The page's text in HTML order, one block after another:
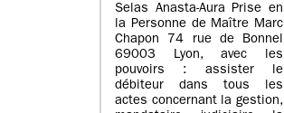
Selas Anasta-Aura Prise en
la Personne de Maître Marc
Chapon 74 rue de Bonnel
69003 Lyon, avec les
pouvoirs : assister le
débiteur dans tous les
actes concernant la gestion,